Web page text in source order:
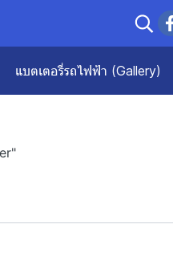
แบตเตอรี่รถไฟฟ้า (Gallery)